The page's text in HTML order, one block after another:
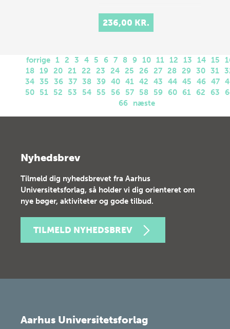
236,00 KR.
forrige 1 2 3 4 5 6 7 8 9 10 11 12 13 14 15
18 19 20 21 22 23 24 25 26 27 28 29 30 31
34 35 36 37 38 39 40 41 42 43 44 45 46 47
50
51 52 53 54 55 56 57 58 59 60 61 62 63
66
næste
Nyhedsbrev
Tilmeld dig nyhedsbrevet fra Aarhus
Universitetsforlag, så holder vi dig orienteret om
nye bøger, aktiviteter og gode tilbud.
TILMELD NYHEDSBREV
Aarhus Universitetsforlag